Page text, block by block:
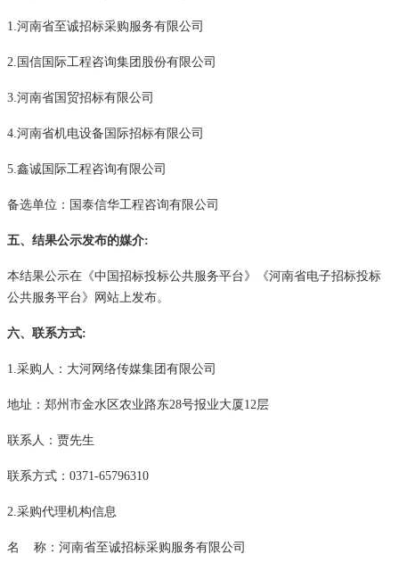
1.河南省至诚招标采购服务有限公司
2.国信国际工程咨询集团股份有限公司
3.河南省国贸招标有限公司
4.河南省机电设备国际招标有限公司
5.鑫诚国际工程咨询有限公司
备选单位：国泰信华工程咨询有限公司
五、结果公示发布的媒介:
本结果公示在《中国招标投标公共服务平台》《河南省电子招标投标
公共服务平台》
网站上发布。
六、联系方式:
1.采购人：大河网络传媒集团有限公司
地址：郑州市金水区农业路东28号报业大厦12层
联系人：贾先生
联系方式： 0371-65796310
2.采购代理机构信息
名 称：河南省至诚招标采购服务有限公司